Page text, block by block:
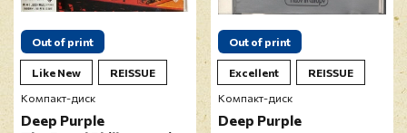
Out of print
Like New
REISSUE
Компакт-диск
Deep Purple
Out of print
Excellent
REISSUE
Компакт-диск
Deep Purple